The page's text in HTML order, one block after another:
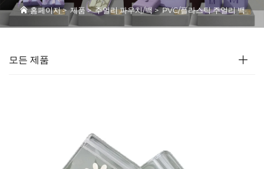
홈페이지>제품>주얼리 파우치/백>PVC/플라스틱 주얼리 백
모든 제품